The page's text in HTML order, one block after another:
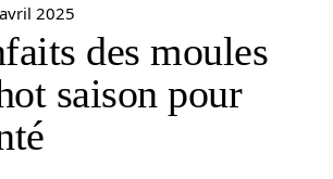
2025
des moules
saison pour